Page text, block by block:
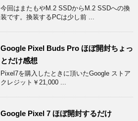
今回はまたもやM.2 SSDからM.2 SSDへの換
装です。換装するPCは少し前 ...
Google Pixel Buds Pro ほぼ開封ちょっ
とだけ感想
Pixel7を購入したときに頂いたGoogle ストア
クレジット￥21,000 ...
Google Pixel 7 ほぼ開封するだけ